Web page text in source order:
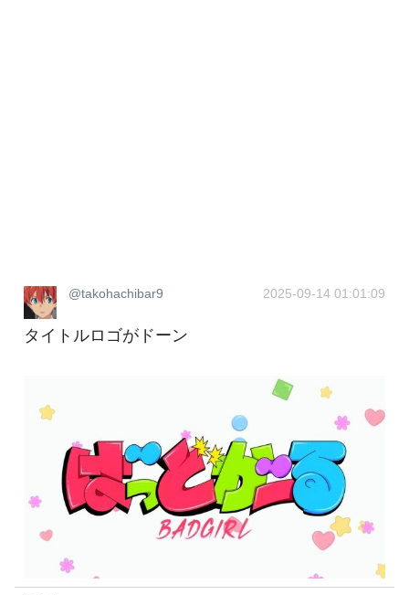
@takohachibar9 2025-09-14 01:01:09
タイトルロゴがドーン